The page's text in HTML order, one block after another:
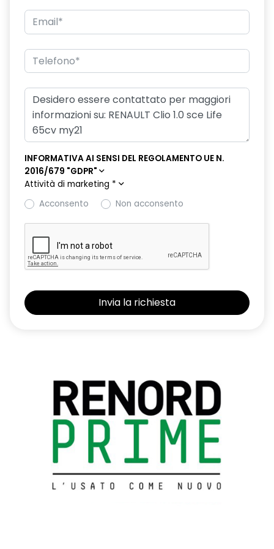
Sellerie in tessuto nere
Sistema elettronico di controllo alla stabilità (ESP)
Traffic Sign Recognition (riconoscimento segnali stradali)
INFORMATIVA AI SENSI DEL REGOLAMENTO UE N.
2016/679 "GDPR"
Attività di marketing *
Acconsento
Non acconsento